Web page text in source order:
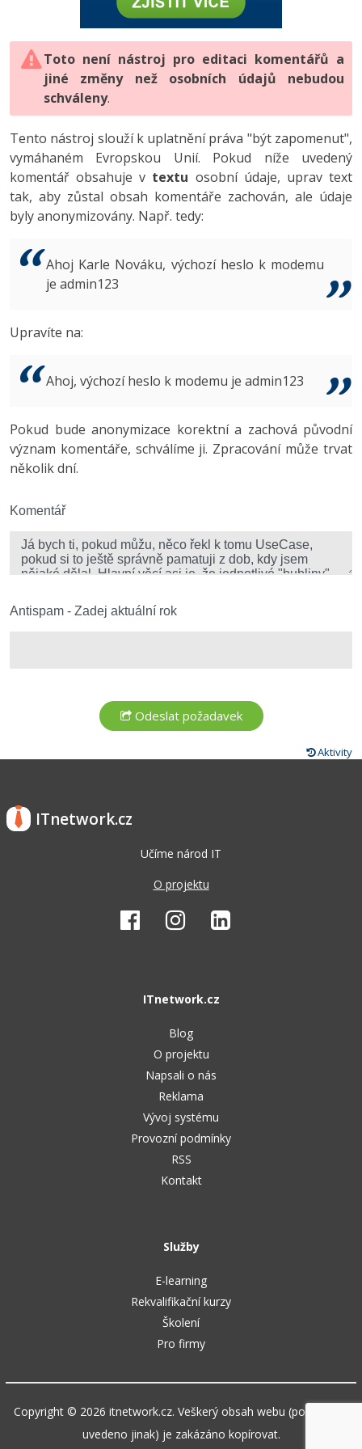
HTML5, CSS3, Bootstrap, SEO
SQL a databáze
Testování a verzování
UML a návrhové vzory
React
Spring
ASP.NET MVC
Best practices
PHP
JavaScript
Python
HTML / CSS
UML a návrhové vzory
MySQL/MariaDB
MS-SQL
Vývojář mobilních aplikací
C# Game developer
Tester
Systémový administrátor
3D grafik
Copywriter
WordPress specialista
-80%
JavaScript -80%
PHP -80%
Swift -80%
Kotlin -80%
VB.NET
Algoritmy -41%
Umělá inteligence (AI) -10%
Fórum
Digitální gramotnost
Marketing
WordPress
SEO
UX
Business
Copywriting
Windows
Kybernetická bezpečnost
Photoshop -80%
Adobe Illustrator -80%
Adobe Lightroom
Adobe XD
Adobe InDesign -25%
Adobe After Effects
Inkscape
Fórum
Toto není nástroj pro editaci komentářů a
jiné změny než osobních údajů nebudou
schváleny.
Tento nástroj slouží k uplatnění práva "být zapomenut",
vymáhaném Evropskou Unií. Pokud níže uvedený
komentář obsahuje v textu osobní údaje, uprav text
tak, aby zůstal obsah komentáře zachován, ale údaje
byly anonymizovány. Např. tedy:
Ahoj Karle Nováku, výchozí heslo k modemu
je admin123
Upravíte na:
Ahoj, výchozí heslo k modemu je admin123
Pokud bude anonymizace korektní a zachová původní
význam komentáře, schválíme ji. Zpracování může trvat
několik dní.
Komentář
Antispam - Zadej aktuální rok
Aktivity
ITnetwork.cz
Učíme národ IT
O projektu
ITnetwork.cz
Blog
O projektu
Napsali o nás
Reklama
Vývoj systému
Provozní podmínky
RSS
Kontakt
Služby
E-learning
Rekvalifikační kurzy
Školení
Pro firmy
Copyright © 2026 itnetwork.cz. Veškerý obsah webu (pokud není
uvedeno jinak) je zakázáno kopírovat.